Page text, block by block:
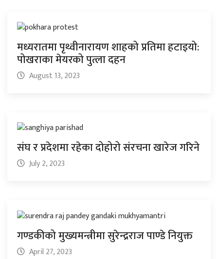
मध्यरातमा पृथ्वीनारायण शाहको प्रतिमा हटाइयो:
पोखराका मेयरको पुत्ला दहन
August 13, 2023
संघ र प्रदेशमा रहेका दोहोरो संरचना खारेज गरिने
July 2, 2023
गण्डकीको मुख्यमन्त्रीमा सुरेन्द्रराज पाण्डे नियुक्त
April 27, 2023